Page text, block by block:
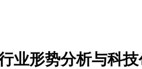
业形势分析与科